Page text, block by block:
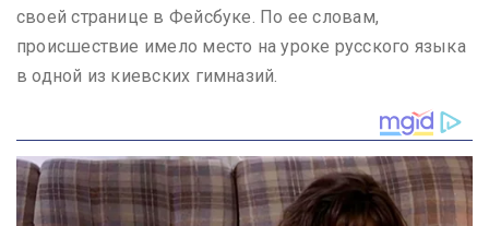
своей странице в Фейсбуке. По ее словам,
происшествие имело место на уроке русского языка
в одной из киевских гимназий.